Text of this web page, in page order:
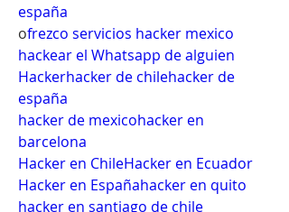
españa
ofrezco servicios hacker mexico
hackear el Whatsapp de alguien
Hackerhacker de chilehacker de
españa
hacker de mexicohacker en
barcelona
Hacker en ChileHacker en Ecuador
Hacker en Españahacker en quito
hacker en santiago de chile